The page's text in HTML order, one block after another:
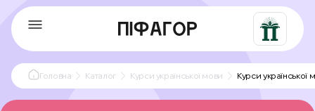
Головна Каталог Курси української мови Курси української